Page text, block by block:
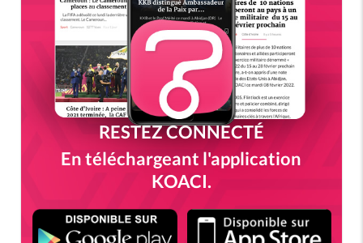
RESTEZ CONNECTÉ
En téléchargeant l'application
KOACI.